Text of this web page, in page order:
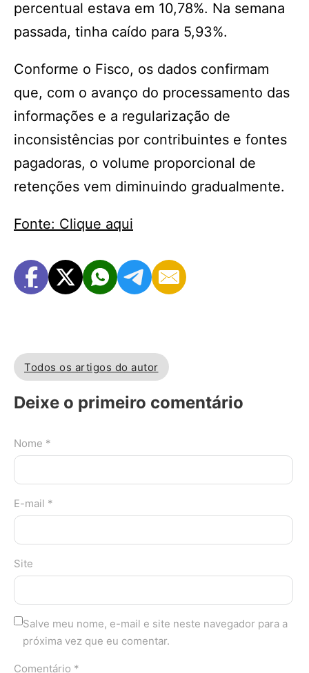
percentual estava em 10,78%. Na semana
passada, tinha caído para 5,93%.
Conforme o Fisco, os dados confirmam
que, com o avanço do processamento das
informações e a regularização de
inconsistências por contribuintes e fontes
pagadoras, o volume proporcional de
retenções vem diminuindo gradualmente.
Fonte: Clique aqui
Todos os artigos do autor
Deixe o primeiro comentário
Nome *
E-mail *
Site
Salve meu nome, e-mail e site neste navegador para a
próxima vez que eu comentar.
Comentário *